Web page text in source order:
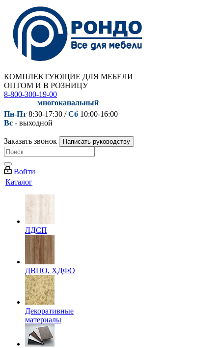
КОМПЛЕКТУЮЩИЕ ДЛЯ МЕБЕЛИ
ОПТОМ И В РОЗНИЦУ
8-800-300-19-00
многоканальный
Пн-Пт 8:30-17:30 /Сб 10:00-16:00
Вс - выходной
Заказать звонок Написать руководству
Войти
Каталог
ЛДСП
ДВПО, ХДФО
Декоративные
материалы